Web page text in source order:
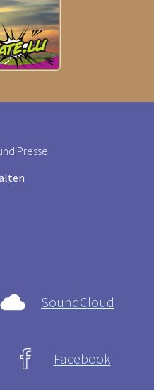
Presse
SoundCloud
Facebook